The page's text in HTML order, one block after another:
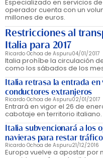
Especializado en servicios
operador cuenta con un
millones de euros.
Restricciones al
Italia para 2017
Ricardo Ochoa de Aspuru04/01/2017
Italia prohíbe la circulación
como los sábados de los
Italia retrasa la entrada
conductores extranjeros
Ricardo Ochoa de Aspuru02/01/2017
Entrará en vigor el 26 de
cabotaje en territorio italiano.
Italia subvencionará a los
navieras para restar
Ricardo Ochoa de Aspuru21/12/2016
Europa vuelve a apostar por